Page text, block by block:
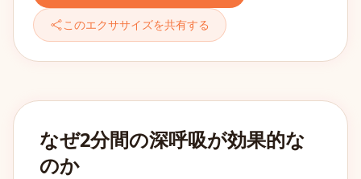
このエクササイズを共有する
なぜ2分間の深呼吸が効果的な
のか